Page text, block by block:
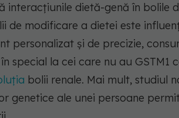
interacțiunile dietă-genă în bolile
de modificare a dietei este
personalizat și de precizie,
special la cei care nu au GSTM1
bolii renale. Mai mult, studiul
genetice ale unei persoane